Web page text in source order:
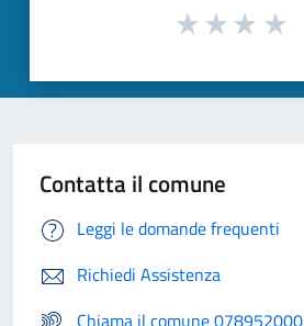
Contatta il comune
Leggi le domande frequenti
Richiedi Assistenza